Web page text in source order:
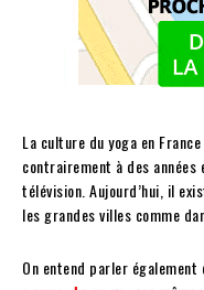
La culture du yoga en
contrairement à des années
télévision. Aujourd’hui, il
les grandes villes comme
On entend parler